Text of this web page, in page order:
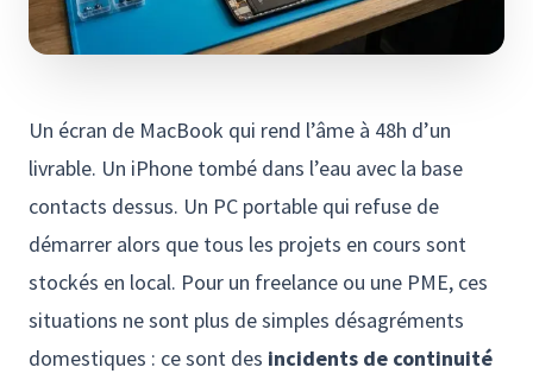
Un écran de MacBook qui rend l’âme à 48h d’un
livrable. Un iPhone tombé dans l’eau avec la base
contacts dessus. Un PC portable qui refuse de
démarrer alors que tous les projets en cours sont
stockés en local. Pour un freelance ou une PME, ces
situations ne sont plus de simples désagréments
domestiques : ce sont des incidents de continuité